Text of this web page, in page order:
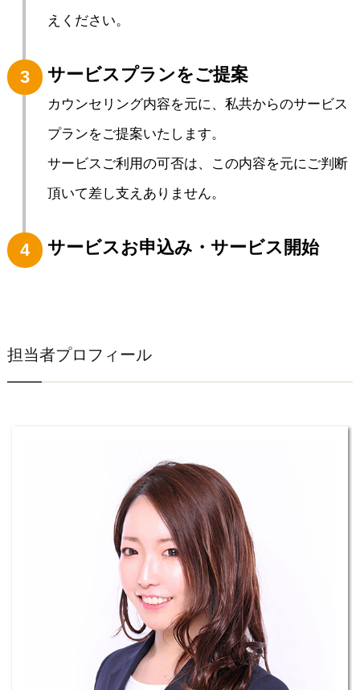
えください。
3 サービスプランをご提案
カウンセリング内容を元に、私共からのサービス
プランをご提案いたします。
サービスご利用の可否は、この内容を元にご判断
頂いて差し支えありません。
4 サービスお申込み・サービス開始
担当者プロフィール